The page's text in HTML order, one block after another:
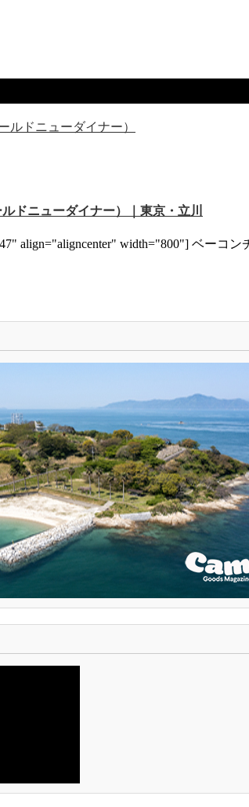
ドニューダイナー）｜東京・立川
align="aligncenter" width="800"] ベー